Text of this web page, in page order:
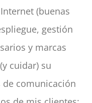
(buenas
gestión
y marcas
cuidar) su
comunicación